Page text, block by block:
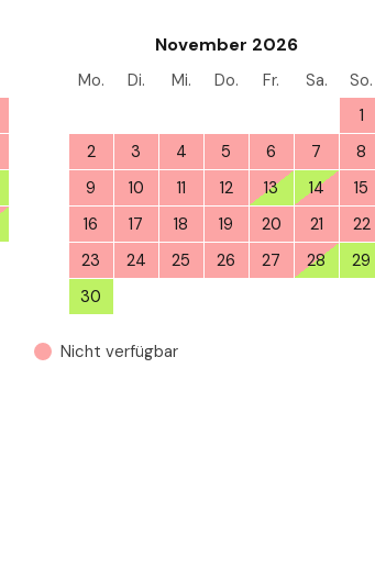
November 2026
Mo. Di. Mi. Do. Fr. Sa.
So.
1
2
3 4 5 6 7
8
9
10 11 12 13 14
15
16
17 18 19 20 21
22
23
24 25 26 27 28
29
30
Nicht verfügbar